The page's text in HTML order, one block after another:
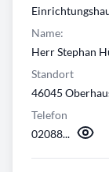
Name:
Herr Stephan
Standort
46045
Telefon
02088...